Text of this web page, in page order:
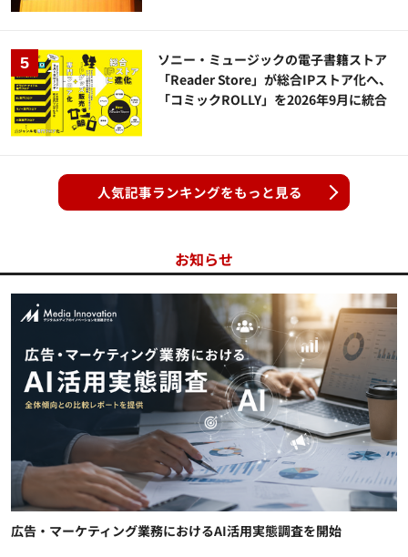
ソニー・ミュージックの電子書籍ストア
「Reader Store」が総合IPストア化へ、
「コミックROLLY」を2026年9月に統合
人気記事ランキングをもっと見る
お知らせ
広告・マーケティング業務におけるAI活用実態調査を開始